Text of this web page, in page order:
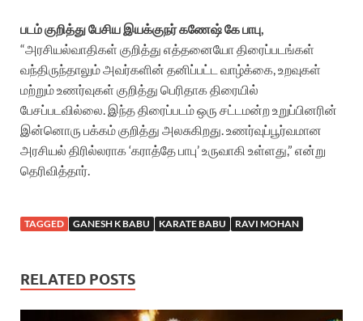
படம் குறித்து பேசிய இயக்குநர் கணேஷ் கே பாபு,
“அரசியல்வாதிகள் குறித்து எத்தனையோ திரைப்படங்கள்
வந்திருந்தாலும் அவர்களின் தனிப்பட்ட வாழ்க்கை, உறவுகள்
மற்றும் உணர்வுகள் குறித்து பெரிதாக திரையில்
பேசப்படவில்லை. இந்த திரைப்படம் ஒரு சட்டமன்ற உறுப்பினரின்
இன்னொரு பக்கம் குறித்து அலசுகிறது. உணர்வுப்பூர்வமான
அரசியல் திரில்லராக ‘கராத்தே பாபு’ உருவாகி உள்ளது,” என்று
தெரிவித்தார்.
TAGGED GANESH K BABU KARATE BABU RAVI MOHAN
RELATED POSTS